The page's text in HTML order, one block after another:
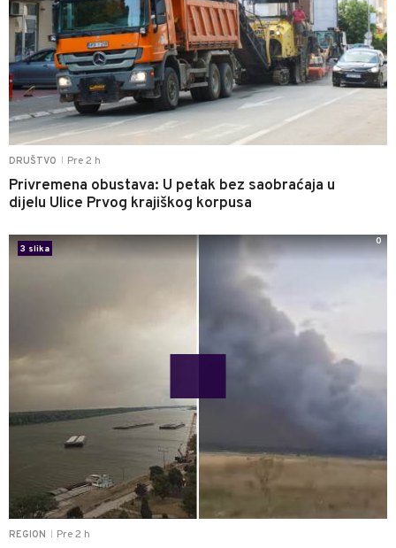
DRUŠTVO Pre 2 h
Privremena obustava: U petak bez saobraćaja u
dijelu Ulice Prvog krajiškog korpusa
REGION Pre 2 h
3 slika
0